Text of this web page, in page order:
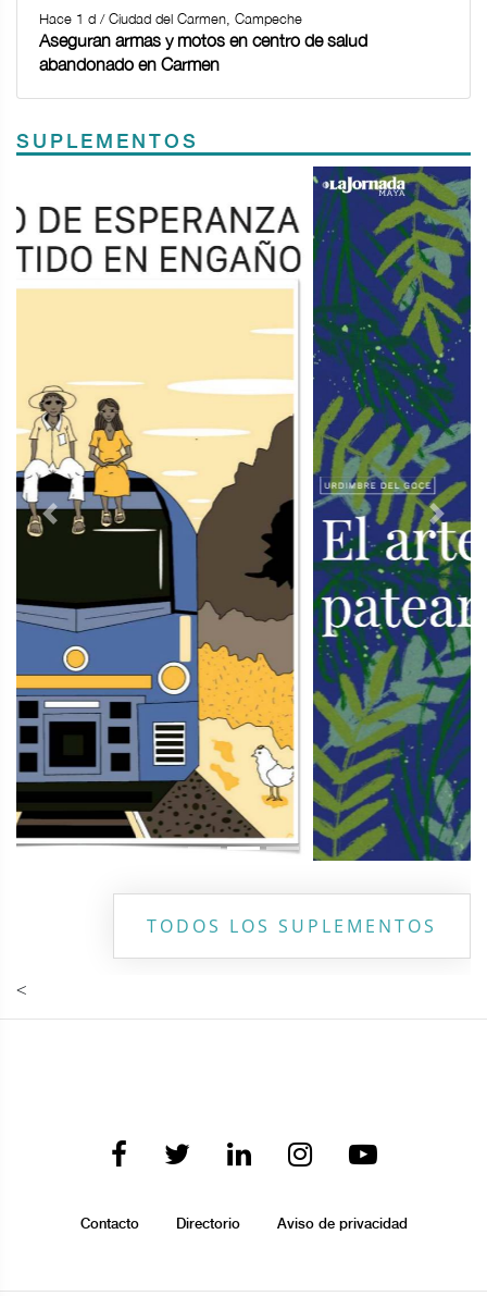
Hace 1 d / Ciudad del Carmen, Campeche
Aseguran armas y motos en centro de salud
abandonado en Carmen
SUPLEMENTOS
Previous Next
TODOS LOS SUPLEMENTOS
<
Contacto Directorio Aviso de privacidad